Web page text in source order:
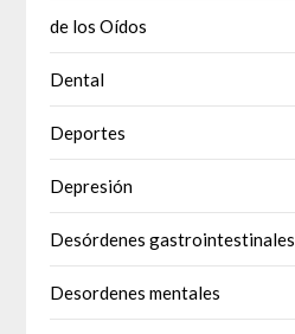
de los Oídos
Dental
Deportes
Depresión
Desórdenes gastrointestinales
Desordenes mentales